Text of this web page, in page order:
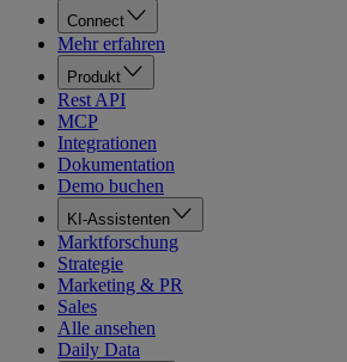
Connect
Mehr erfahren
Produkt
Rest API
MCP
Integrationen
Dokumentation
Demo buchen
KI-Assistenten
Marktforschung
Strategie
Marketing & PR
Sales
Alle ansehen
Daily Data